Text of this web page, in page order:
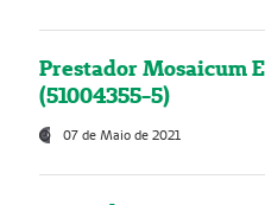
Prestador Mosaicum
(51004355-5)
07 de Maio de 2021